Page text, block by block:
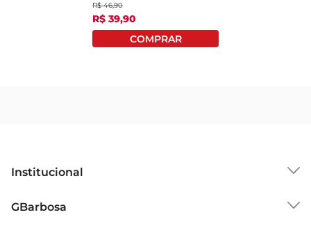
R$ 46,90
R$ 39,90
Institucional
Grupo Cencosud
GBarbosa